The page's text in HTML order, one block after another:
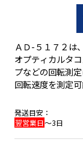
ＡＤ-５１７２は
オプティカルタ
プなどの回転測定にご使用下
回転速度を測定
ホールド機能
能付
発送目安：
翌営業日～3日